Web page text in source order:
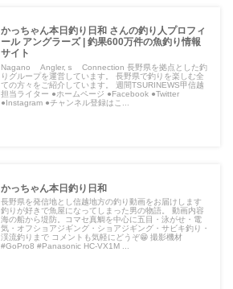
かっちゃん本日釣り日和 さんの釣り人プロフィ
ール アングラーズ | 釣果600万件の魚釣り情報
サイト
Nagano Angler,ｓ Connection 長野県を拠点とした釣
りグループを運営しています。 長野県で釣りを楽しむ全
ての方々をご紹介しています。 週間TSURINEWS甲信越
担当ライター ●ホームページ ●Facebook ●Twitter
●Instagram ●チャンネル登録はこ...
かっちゃん本日釣り日和
長野県を発信地とし信越地方の釣り動画をお届けします
釣りが好きで魚屋になってしまった男の物語。 動画内容
海の船から堤防。コマセ真鯛を中心に五目・泳がせ・電
気・オフショアジギング・ショアジギング・サビキ釣り・
渓流釣りまで コメントも気軽にどうぞ😁 撮影機材
#GoPro8 #Panasonic HC-VX1M ...